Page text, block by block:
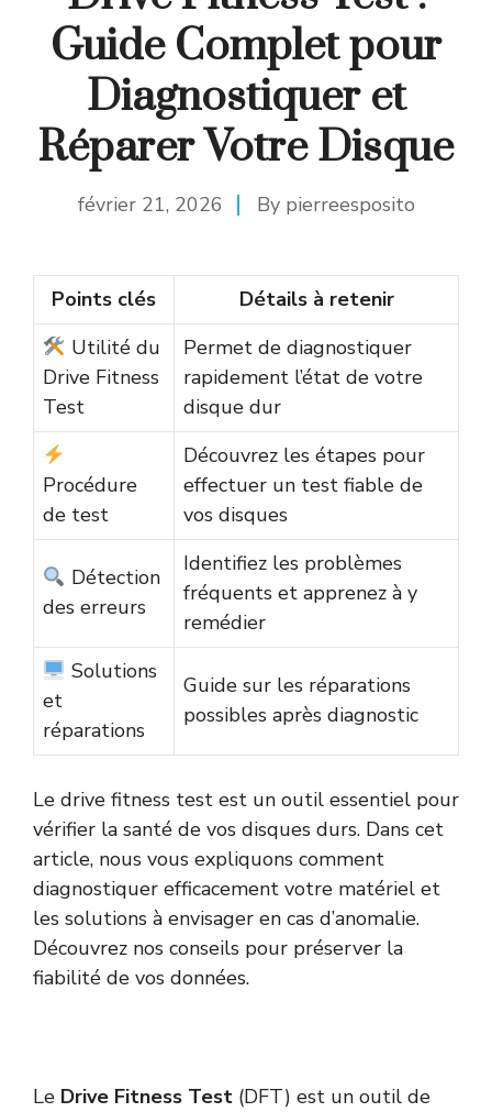
Guide Complet pour
Diagnostiquer et
Réparer Votre Disque
février 21, 2026 By pierreesposito
Points clés
Détails à retenir
Utilité du
Drive Fitness
Test
Permet de diagnostiquer
rapidement l’état de votre
disque dur
Procédure
de test
Découvrez les étapes pour
effectuer un test fiable de
vos disques
Détection
des erreurs
Identifiez les problèmes
fréquents et apprenez à y
remédier
Solutions
et
réparations
Guide sur les réparations
possibles après diagnostic
Le drive fitness test est un outil essentiel pour
vérifier la santé de vos disques durs. Dans cet
article, nous vous expliquons comment
diagnostiquer efficacement votre matériel et
les solutions à envisager en cas d’anomalie.
Découvrez nos conseils pour préserver la
fiabilité de vos données.
Le Drive Fitness Test (DFT) est un outil de